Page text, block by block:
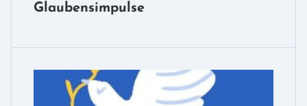
Glaubensimpulse